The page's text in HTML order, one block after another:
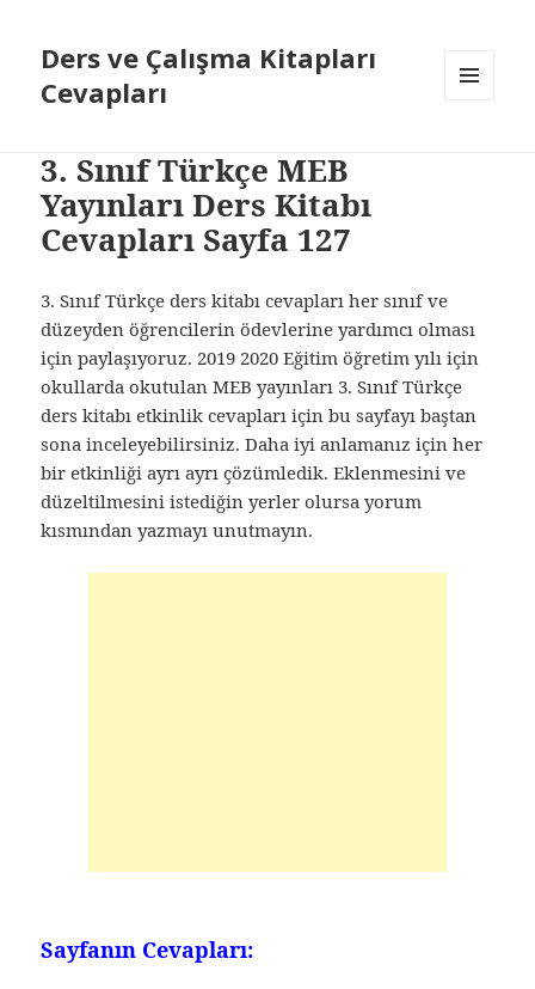
Ders ve Çalışma Kitapları
Cevapları
3. Sınıf Türkçe MEB
Yayınları Ders Kitabı
Cevapları Sayfa 127
3. Sınıf Türkçe ders kitabı cevapları her sınıf ve
düzeyden öğrencilerin ödevlerine yardımcı olması
için paylaşıyoruz. 2019 2020 Eğitim öğretim yılı için
okullarda okutulan MEB yayınları 3. Sınıf Türkçe
ders kitabı etkinlik cevapları için bu sayfayı baştan
sona inceleyebilirsiniz. Daha iyi anlamanız için her
bir etkinliği ayrı ayrı çözümledik. Eklenmesini ve
düzeltilmesini istediğin yerler olursa yorum
kısmından yazmayı unutmayın.
Sayfanın Cevapları: